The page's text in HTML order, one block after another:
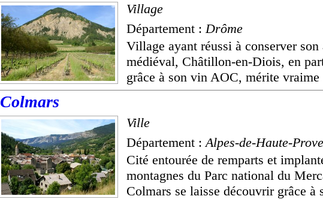
Village
Département : Drôme
Village ayant réussi à conserver son
médiéval, Châtillon-en-Diois, en
grâce à son vin AOC, mérite vraime
Colmars
Ville
Département : Alpes-de-Haute-
Cité entourée de remparts et
montagnes du Parc national du
Colmars se laisse découvrir grâce à